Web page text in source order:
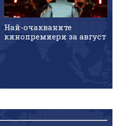
Най-очакваните
кинопремиери за август